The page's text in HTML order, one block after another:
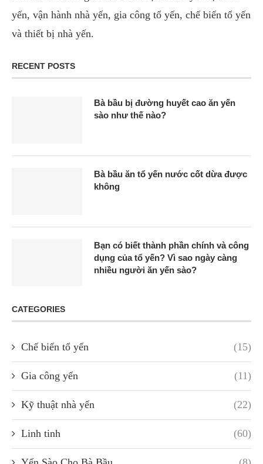
yến, vận hành nhà yến, gia công tổ yến, chế biến tổ yến
và thiết bị nhà yến.
RECENT POSTS
Bà bầu bị đường huyết cao ăn yến
sào như thế nào?
Bà bầu ăn tổ yến nước cốt dừa được
không
Bạn có biết thành phần chính và công
dụng của tổ yến? Vì sao ngày càng
nhiều người ăn yến sào?
CATEGORIES
Chế biến tổ yến (15)
Gia công yến (11)
Kỹ thuật nhà yến (22)
Linh tinh (60)